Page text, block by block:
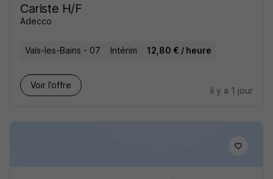
Cariste H/F
Adecco
Vals-les-Bains - 07 Intérim 12,80 € / heure
Voir l’offre
il y a 1 jour